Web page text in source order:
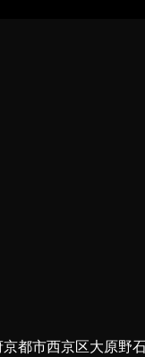
都市西京区大原野